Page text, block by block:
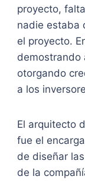
proyecto,
nadie estaba
el proyecto.
demostrando
otorgando
a los
El arquitecto
fue el
de diseñar
de la